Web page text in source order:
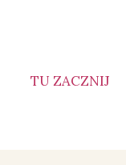
TU ZACZNIJ